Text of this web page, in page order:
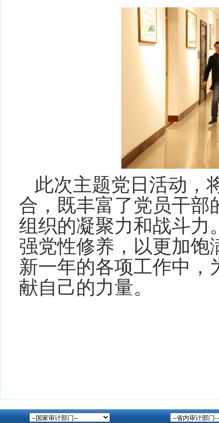
此次主题党日活动，
合，既丰富了党员干部
组织的凝聚力和战斗力
强党性修养，以更加饱
新一年的各项工作中，
献自己的力量。